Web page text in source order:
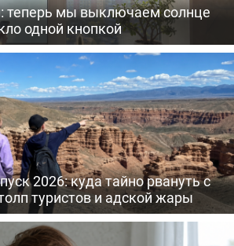
теперь мы выключаем солнце
одной кнопкой
2026: куда тайно рвануть с
туристов и адской жары